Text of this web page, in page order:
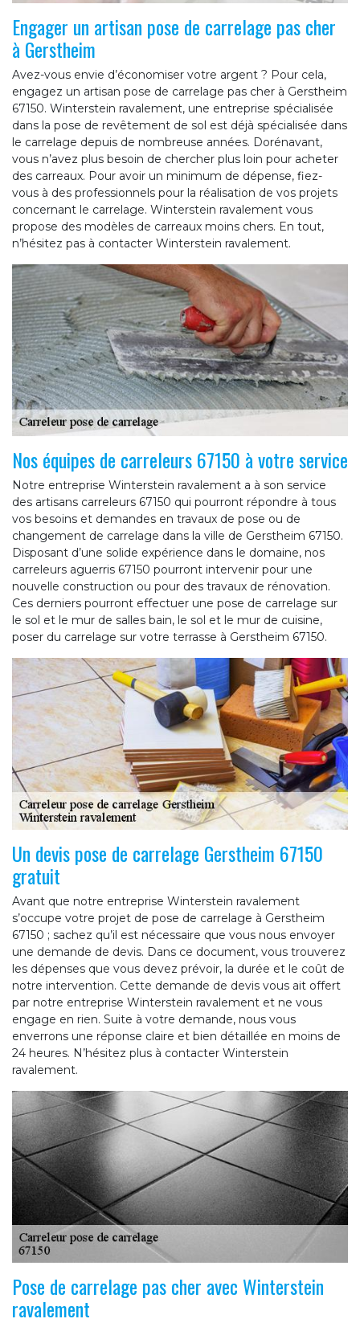
Engager un artisan pose de carrelage pas cher
à Gerstheim
Avez-vous envie d’économiser votre argent ? Pour cela,
engagez un artisan pose de carrelage pas cher à Gerstheim
67150. Winterstein ravalement, une entreprise spécialisée
dans la pose de revêtement de sol est déjà spécialisée dans
le carrelage depuis de nombreuse années. Dorénavant,
vous n’avez plus besoin de chercher plus loin pour acheter
des carreaux. Pour avoir un minimum de dépense, fiez-
vous à des professionnels pour la réalisation de vos projets
concernant le carrelage. Winterstein ravalement vous
propose des modèles de carreaux moins chers. En tout,
n’hésitez pas à contacter Winterstein ravalement.
Nos équipes de carreleurs 67150 à votre service
Notre entreprise Winterstein ravalement a à son service
des artisans carreleurs 67150 qui pourront répondre à tous
vos besoins et demandes en travaux de pose ou de
changement de carrelage dans la ville de Gerstheim 67150.
Disposant d’une solide expérience dans le domaine, nos
carreleurs aguerris 67150 pourront intervenir pour une
nouvelle construction ou pour des travaux de rénovation.
Ces derniers pourront effectuer une pose de carrelage sur
le sol et le mur de salles bain, le sol et le mur de cuisine,
poser du carrelage sur votre terrasse à Gerstheim 67150.
Un devis pose de carrelage Gerstheim 67150
gratuit
Avant que notre entreprise Winterstein ravalement
s’occupe votre projet de pose de carrelage à Gerstheim
67150 ; sachez qu’il est nécessaire que vous nous envoyer
une demande de devis. Dans ce document, vous trouverez
les dépenses que vous devez prévoir, la durée et le coût de
notre intervention. Cette demande de devis vous ait offert
par notre entreprise Winterstein ravalement et ne vous
engage en rien. Suite à votre demande, nous vous
enverrons une réponse claire et bien détaillée en moins de
24 heures. N’hésitez plus à contacter Winterstein
ravalement.
Pose de carrelage pas cher avec Winterstein
ravalement